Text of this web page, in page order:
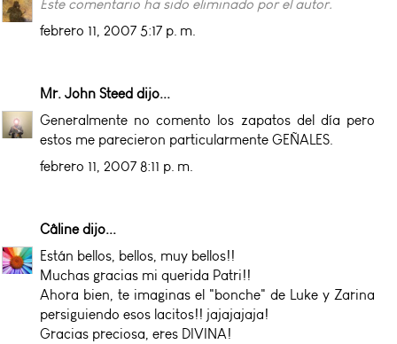
Este comentario ha sido eliminado por el autor.
febrero 11, 2007 5:17 p. m.
Mr. John Steed dijo...
Generalmente no comento los zapatos del día pero
estos me parecieron particularmente GEÑALES.
febrero 11, 2007 8:11 p. m.
Câlinedijo...
Están bellos, bellos, muy bellos!!
Muchas gracias mi querida Patri!!
Ahora bien, te imaginas el "bonche" de Luke y Zarina
persiguiendo esos lacitos!! jajajajaja!
Gracias preciosa, eres DIVINA!